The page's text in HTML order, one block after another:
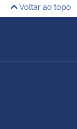
Voltar ao topo